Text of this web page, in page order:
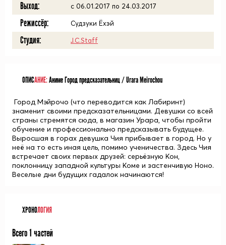
Выход: c 06.01.2017 по 24.03.2017
Режиссёр: Судзуки Ёхэй
Студия: J.C.Staff
ОПИСАНИЕ:Аниме Город предсказательниц / Urara Meirochou
Город Мэйрочо (что переводится как Лабиринт)
знаменит своими предсказательницами. Девушки со всей
страны стремятся сюда, в магазин Урара, чтобы пройти
обучение и профессионально предсказывать будущее.
Выросшая в горах девушка Чия прибывает в город. Но у
неё на то есть иная цель, помимо ученичества. Здесь Чия
встречает своих первых друзей: серьёзную Кон,
поклонницу западной культуры Коме и застенчивую Ноно.
Веселые дни будущих гадалок начинаются!
ХРОНОЛОГИЯ
Всего 1 частей